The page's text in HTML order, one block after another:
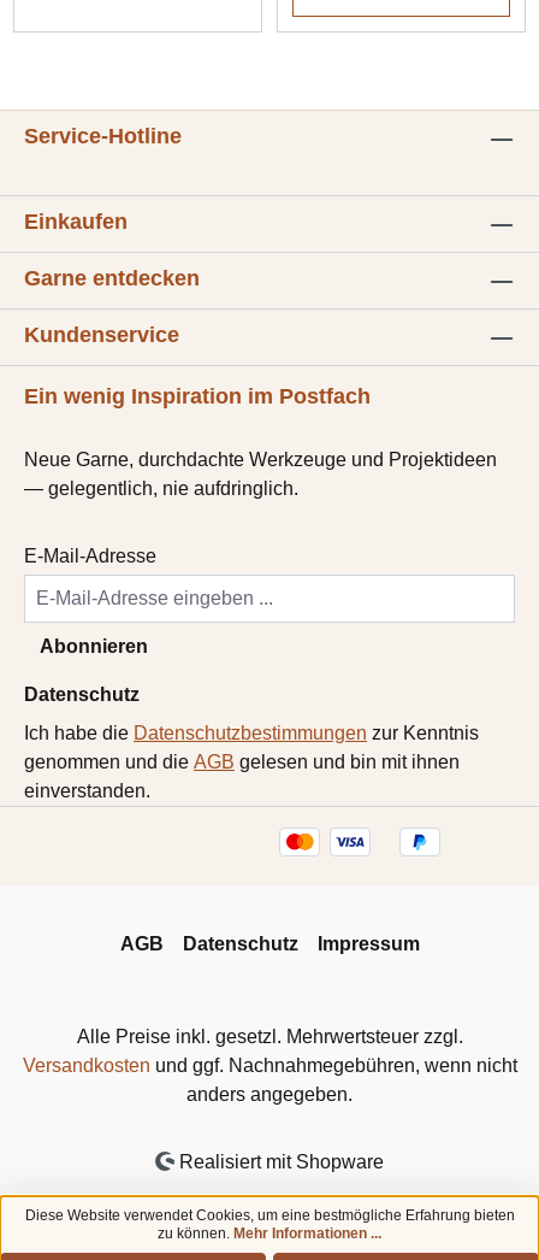
Service-Hotline
Einkaufen
Garne entdecken
Kundenservice
Ein wenig Inspiration im Postfach
Neue Garne, durchdachte Werkzeuge und Projektideen
— gelegentlich, nie aufdringlich.
E-Mail-Adresse
Abonnieren
Datenschutz
Ich habe die Datenschutzbestimmungen zur Kenntnis
genommen und die AGB gelesen und bin mit ihnen
einverstanden.
AGB Datenschutz Impressum
Alle Preise inkl. gesetzl. Mehrwertsteuer zzgl.
Versandkosten und ggf. Nachnahmegebühren, wenn nicht
anders angegeben.
Realisiert mit Shopware
Diese Website verwendet Cookies, um eine bestmögliche Erfahrung bieten
zu können. Mehr Informationen ...